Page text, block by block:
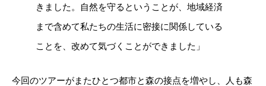
きました。自然を守るということが、地域経済
まで含めて私たちの生活に密接に関係している
ことを、改めて気づくことができました」
今回のツアーがまたひとつ都市と森の接点を増やし、人も森